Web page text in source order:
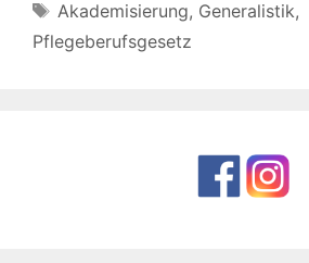
Schlagwörter
Akademisierung, Generalistik,
Pflegeberufsgesetz